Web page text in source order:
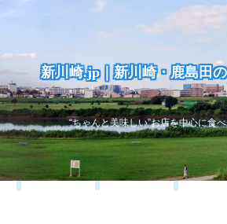
新川崎.jp｜新川崎・鹿島田
“ちゃんと美味しい”お店を中心に食